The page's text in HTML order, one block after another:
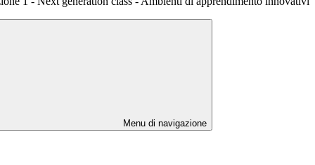
Menu di navigazione